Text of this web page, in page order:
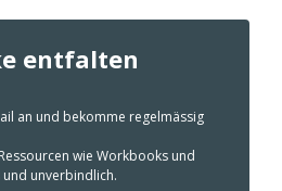
entfalten
an und bekomme regelmässig
wie Workbooks und
unverbindlich.